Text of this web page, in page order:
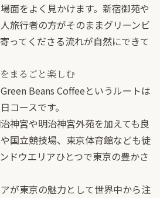
面をよく見かけます。新宿御苑や
旅行者の方がそのままグリーンビ
ってくださる流れが自然にできて
まるごと楽しむ
Beans Coffeeというルートは
コースです。
神宮や明治神宮外苑を加えても良
国立競技場、東京体育館なども徒
ドウエリアひとつで東京の豊かさ
が東京の魅力として世界中から注